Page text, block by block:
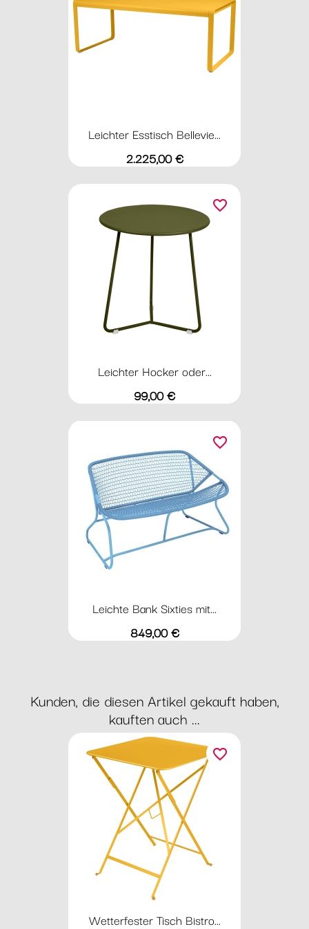
Leichter Esstisch Bellevie...
Preis
2.225,00 €
Leichter Hocker oder...
Preis
99,00 €
favorite_border
Leichte Bank Sixties mit...
Preis
849,00 €
favorite_border
Kunden, die diesen Artikel gekauft haben,
kauften auch ...
Wetterfester Tisch Bistro...
favorite_border